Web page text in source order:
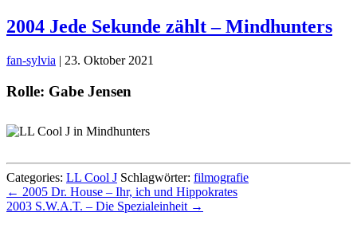
2004 Jede Sekunde zählt – Mindhunters
fan-sylvia | 23. Oktober 2021
Rolle: Gabe Jensen
Categories: LL Cool J Schlagwörter: filmografie
Beitragsnavigation
← 2005 Dr. House – Ihr, ich und Hippokrates
2003 S.W.A.T. – Die Spezialeinheit →